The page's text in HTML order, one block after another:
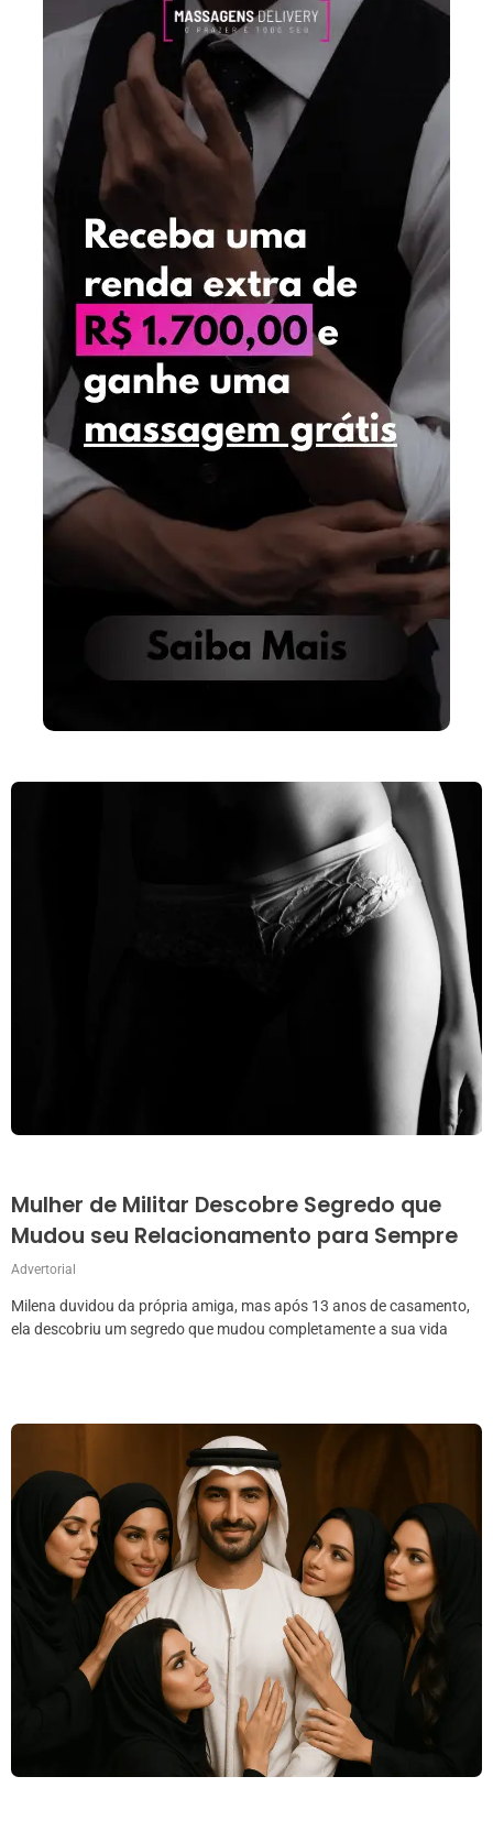
Mulher de Militar Descobre Segredo que
Mudou seu Relacionamento para Sempre
Advertorial
Milena duvidou da própria amiga, mas após 13 anos de casamento,
ela descobriu um segredo que mudou completamente a sua vida